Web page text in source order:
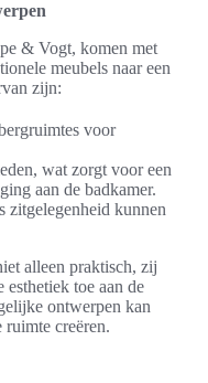
& Vogt, komen met
meubels naar een
zijn:
voor
wat zorgt voor een
aan de badkamer.
zitgelegenheid kunnen
alleen praktisch, zij
toe aan de
ontwerpen kan
ruimte creëren.